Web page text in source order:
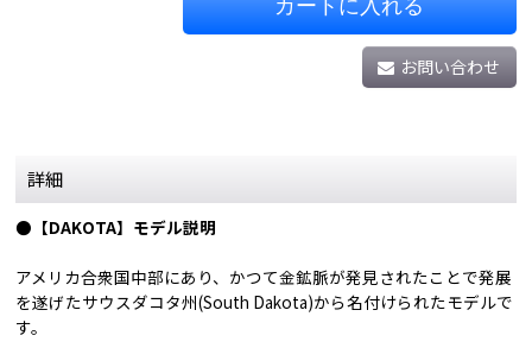
お問い合わせ
詳細
●【DAKOTA】モデル説明
アメリカ合衆国中部にあり、かつて金鉱脈が発見されたことで発展
を遂げたサウスダコタ州(South Dakota)から名付けられたモデルで
す。